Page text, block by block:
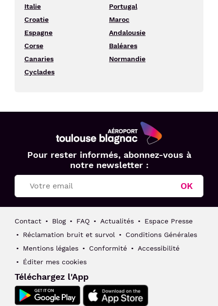
Italie
Portugal
Croatie
Maroc
Espagne
Andalousie
Corse
Baléares
Canaries
Normandie
Cyclades
Aéroport
Toulouse
Blagnac
Pour rester informés, abonnez-vous à
notre newsletter :
OK
Contact Blog FAQ Actualités
Espace Presse
Réclamation bruit et survol
Conditions Générales
Mentions légales
Conformité
Accessibilité
Éditer mes cookies
Téléchargez l'App